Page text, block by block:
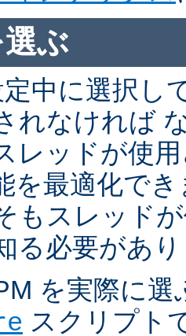
ぶ
中に選択し
れなければ
レッドが使
を最適化で
もスレッド
る必要があ
を実際に選
スクリプト